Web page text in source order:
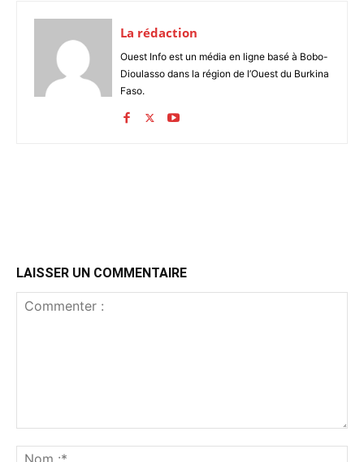
La rédaction
Ouest Info est un média en ligne basé à Bobo-
Dioulasso dans la région de l’Ouest du Burkina
Faso.
LAISSER UN COMMENTAIRE